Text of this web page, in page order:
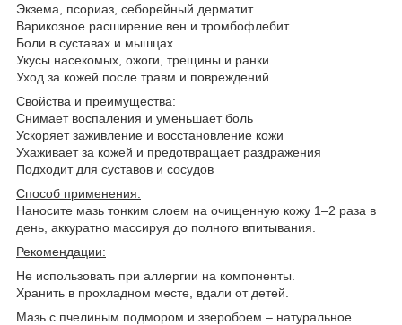
Экзема, псориаз, себорейный дерматит
Варикозное расширение вен и тромбофлебит
Боли в суставах и мышцах
Укусы насекомых, ожоги, трещины и ранки
Уход за кожей после травм и повреждений
Свойства и преимущества:
Снимает воспаления и уменьшает боль
Ускоряет заживление и восстановление кожи
Ухаживает за кожей и предотвращает раздражения
Подходит для суставов и сосудов
Способ применения:
Наносите мазь тонким слоем на очищенную кожу 1–2 раза в
день, аккуратно массируя до полного впитывания.
Рекомендации:
Не использовать при аллергии на компоненты.
Хранить в прохладном месте, вдали от детей.
Мазь с пчелиным подмором и зверобоем – натуральное